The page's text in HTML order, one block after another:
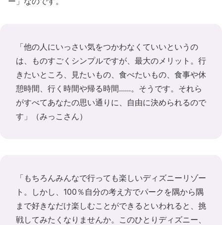
「他の人にいっさい気をつかわなくていいというの
は、ものすごくシンプルですが、最大のメリット。行
きたいところ、見たいもの、食べたいもの、食事や休
憩時間、行く時間や帰る時間......。そうです。それら
がすべてあなたの思い通りに、自由に決められるので
す」（みっこさん）
「もちろんみんなで行っても楽しいディズニーリゾー
ト。しかし、100％自分の考え方でパークを隅から隅
まで好きなだけ楽しむことができるといわれると、挑
戦してみたくなりませんか。このひとりディズニー、